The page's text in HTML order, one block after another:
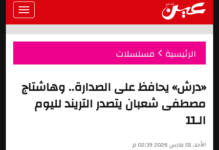
Toggle
الرئيسية مسلسلات
«درش» يحافظ على الصدارة.. وهاشتاج
مصطفى شعبان يتصدر التريند لليوم
الـ11
الأحد, 01 مارس 2026 02:39 م